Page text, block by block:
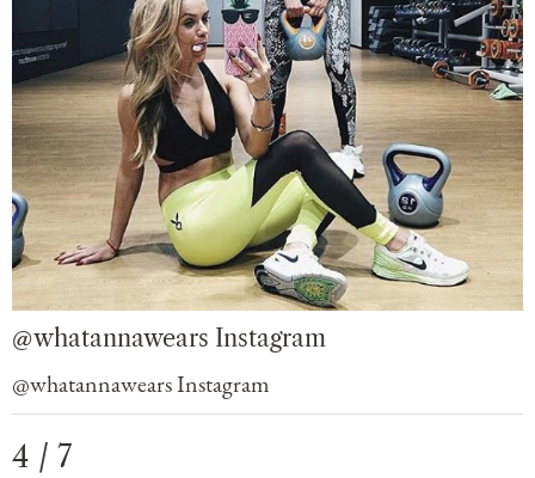
@whatannawears Instagram
@whatannawears Instagram
4 / 7